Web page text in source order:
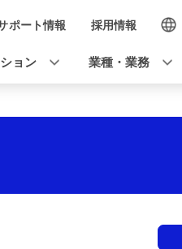
ポート情報 採用情報
ョン 業種・業務